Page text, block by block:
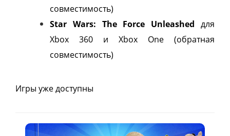
совместимость)
Star Wars: The Force Unleashed для
Xbox 360 и Xbox One (обратная
совместимость)
Игры уже доступны